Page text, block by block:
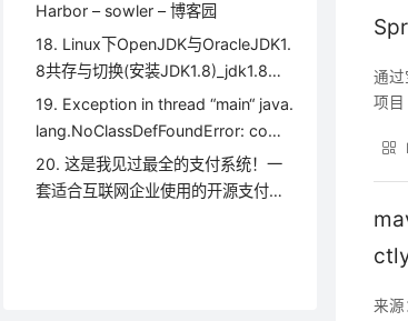
Harbor – sowler – 博客园
18. Linux下OpenJDK与OracleJDK1.
8共存与切换(安装JDK1.8)_jdk1.8对
应openjdk版本-CSDN博客
19. Exception in thread “main“ java.
lang.NoClassDefFoundError: com/
google/common/collect/Immutabl
eSet_exception in thread “main” no
20. 这是我见过最全的支付系统！一
套适合互联网企业使用的开源支付系
通
项
n
来